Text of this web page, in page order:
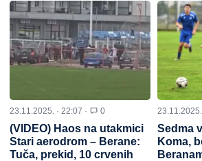
23.11.2025. · 22:07 · 0
(VIDEO) Haos na utakmici
Stari aerodrom – Berane:
Tuča, prekid, 10 crvenih
23.11.2025.
Sedma
Koma,